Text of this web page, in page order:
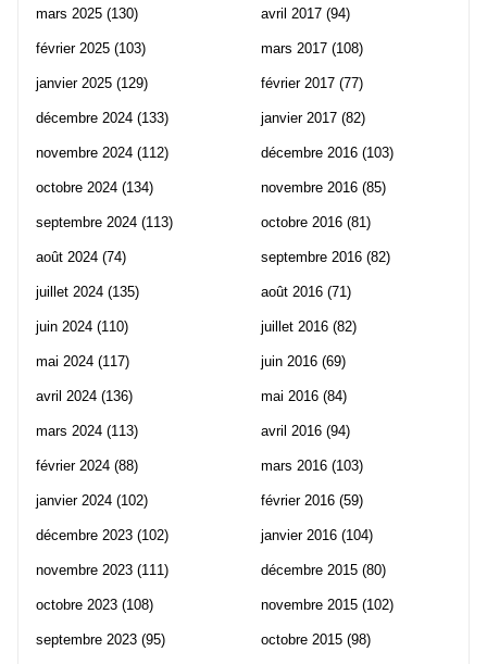
mars 2025 (130)
février 2025 (103)
janvier 2025 (129)
décembre 2024 (133)
novembre 2024 (112)
octobre 2024 (134)
septembre 2024 (113)
août 2024 (74)
juillet 2024 (135)
juin 2024 (110)
mai 2024 (117)
avril 2024 (136)
mars 2024 (113)
février 2024 (88)
janvier 2024 (102)
décembre 2023 (102)
novembre 2023 (111)
octobre 2023 (108)
septembre 2023 (95)
avril 2017 (94)
mars 2017 (108)
février 2017 (77)
janvier 2017 (82)
décembre 2016 (103)
novembre 2016 (85)
octobre 2016 (81)
septembre 2016 (82)
août 2016 (71)
juillet 2016 (82)
juin 2016 (69)
mai 2016 (84)
avril 2016 (94)
mars 2016 (103)
février 2016 (59)
janvier 2016 (104)
décembre 2015 (80)
novembre 2015 (102)
octobre 2015 (98)